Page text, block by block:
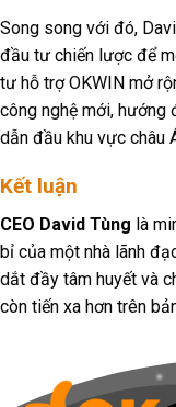
Song song với đó,
đầu tư chiến lược để
tư hỗ trợ OKWIN mở
công nghệ mới, hướng
dẫn đầu khu vực châu
Kết luận
CEO David Tùng là
bỉ của một nhà lãnh
dắt đầy tâm huyết và
còn tiến xa hơn trên